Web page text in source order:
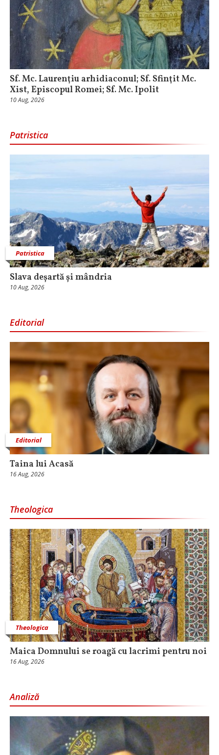
Sf. Mc. Laurenţiu arhidiaconul; Sf. Sfinţit Mc.
Xist, Episcopul Romei; Sf. Mc. Ipolit
10 Aug, 2026
Patristica
Patristica
Slava deșartă și mândria
10 Aug, 2026
Editorial
Editorial
Taina lui Acasă
16 Aug, 2026
Theologica
Theologica
Maica Domnului se roagă cu lacrimi pentru noi
16 Aug, 2026
Analiză